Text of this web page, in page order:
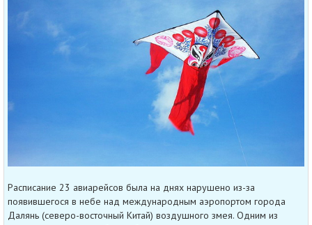
Расписание 23 авиарейсов была на днях нарушено из-за
появившегося в небе над международным аэропортом города
Далянь (северо-восточный Китай) воздушного змея. Одним из